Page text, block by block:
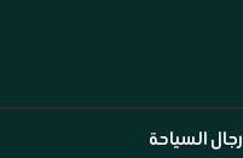
رجال السياحة